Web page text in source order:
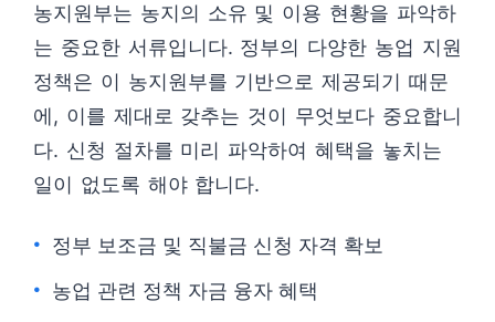
농지원부는 농지의 소유 및 이용 현황을 파악하
는 중요한 서류입니다. 정부의 다양한 농업 지원
정책은 이 농지원부를 기반으로 제공되기 때문
에, 이를 제대로 갖추는 것이 무엇보다 중요합니
다. 신청 절차를 미리 파악하여 혜택을 놓치는
일이 없도록 해야 합니다.
정부 보조금 및 직불금 신청 자격 확보
농업 관련 정책 자금 융자 혜택